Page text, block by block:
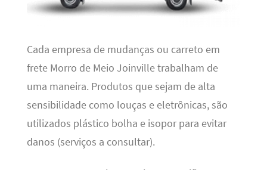
Cada empresa de mudanças ou carreto em
frete Morro de Meio Joinville trabalham de
uma maneira. Produtos que sejam de alta
sensibilidade como louças e eletrônicas, são
utilizados plástico bolha e isopor para evitar
danos (serviços a consultar).